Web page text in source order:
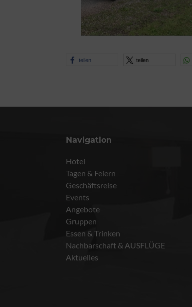
teilen teilen
Navigation
Hotel
Tagen & Feiern
Geschäftsreise
Events
Angebote
Gruppen
Essen & Trinken
Nachbarschaft & AUSFLÜGE
Aktuelles